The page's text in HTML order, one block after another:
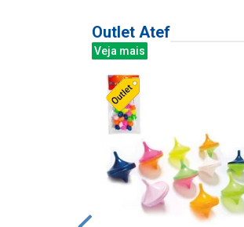
Outlet Atef
Veja mais